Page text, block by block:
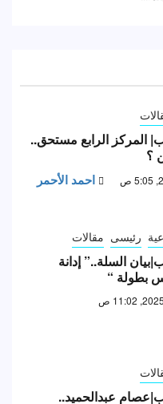
المركز الرابع مستحق..
؟
احمد الأحمر
رئيسى مقالات
السلة..” إدانة
بطولة “
عبدالحميد..